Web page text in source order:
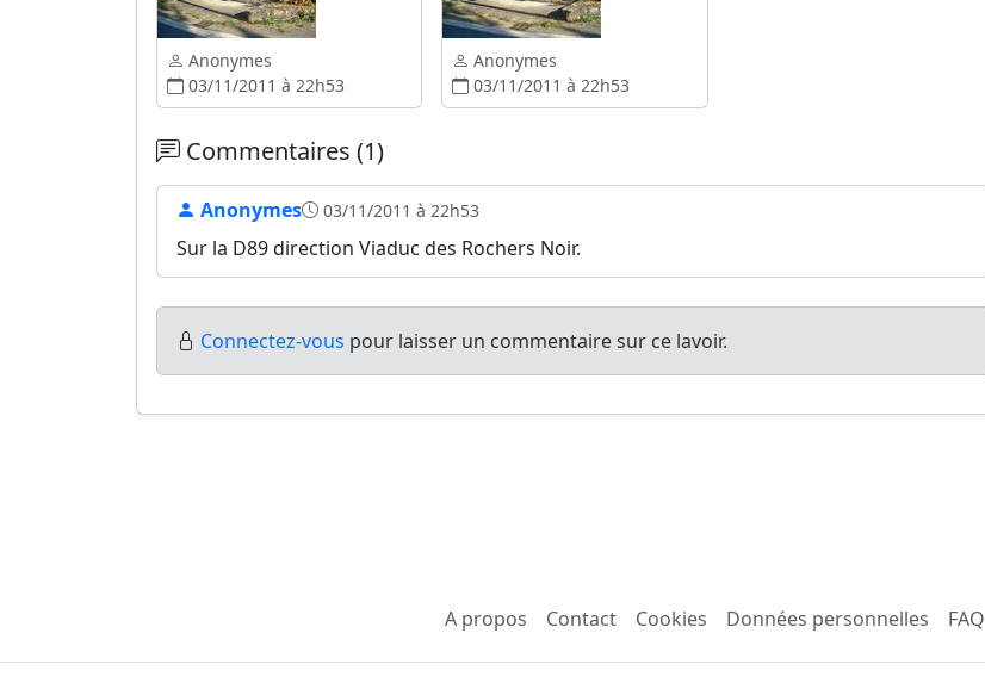
Anonymes
03/11/2011 à 22h53
Anonymes
03/11/2011 à 22h53
Commentaires (1)
Anonymes 03/11/2011 à 22h53
Sur la D89 direction Viaduc des Rochers Noir.
Connectez-vous pour laisser un commentaire sur ce lavoir.
A propos Contact Cookies Données personnelles FAQ